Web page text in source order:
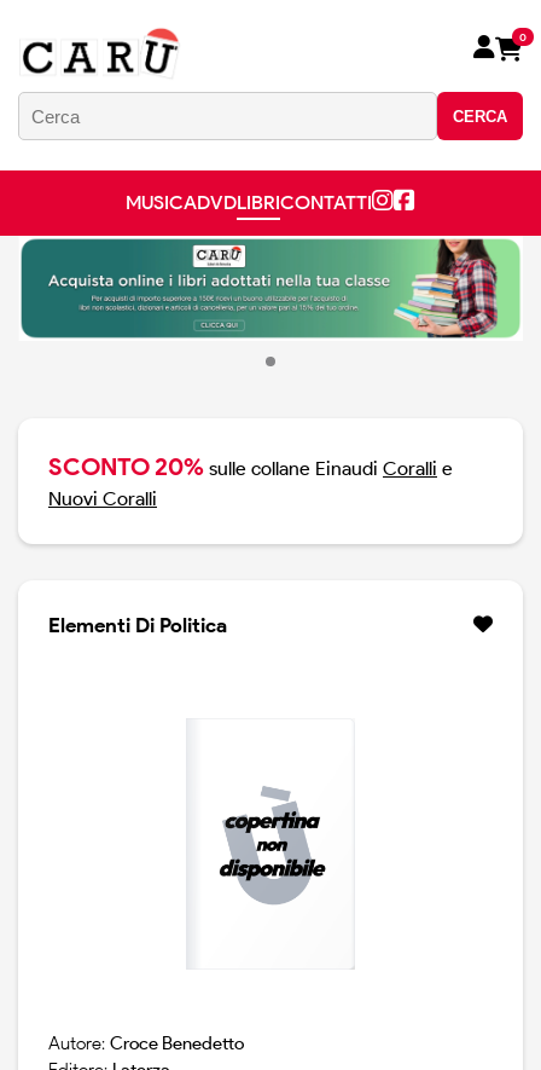
CERCA
0
MUSICADVDLIBRICONTATTI
SCONTO 20% sulle collane Einaudi Coralli e
Nuovi Coralli
Elementi Di Politica
Autore: Croce Benedetto